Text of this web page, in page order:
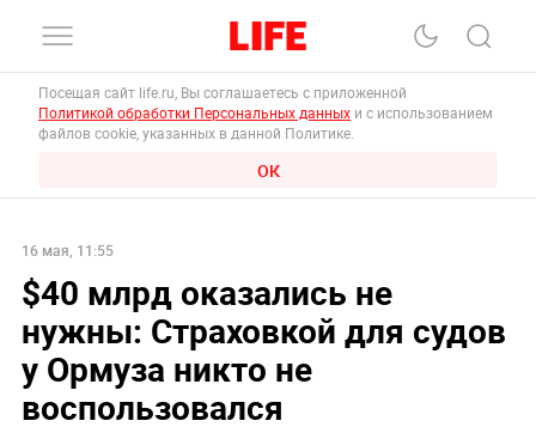
Посещая сайт life.ru, Вы соглашаетесь с приложенной
Политикой обработки Персональных данных и с использованием
файлов cookie, указанных в данной Политике.
ОК
16 мая, 11:55
$40 млрд оказались не
нужны: Страховкой для судов
у Ормуза никто не
воспользовался